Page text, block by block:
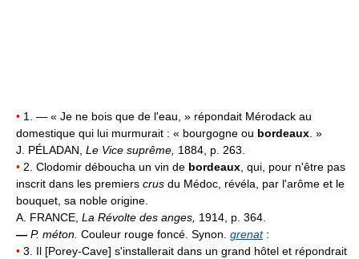
• 1. — « Je ne bois que de l'eau, » répondait Mérodack au
domestique qui lui murmurait : « bourgogne ou bordeaux . »
J. PÉLADAN, Le Vice suprême, 1884, p. 263.
• 2. Clodomir déboucha un vin de bordeaux , qui, pour n'être pas
inscrit dans les premiers crus du Médoc, révéla, par l'arôme et le
bouquet, sa noble origine.
A. FRANCE, La Révolte des anges, 1914, p. 364.
— P. méton. Couleur rouge foncé. Synon. grenat:
• 3. Il [Porey-Cave] s'installerait dans un grand hôtel et répondrait